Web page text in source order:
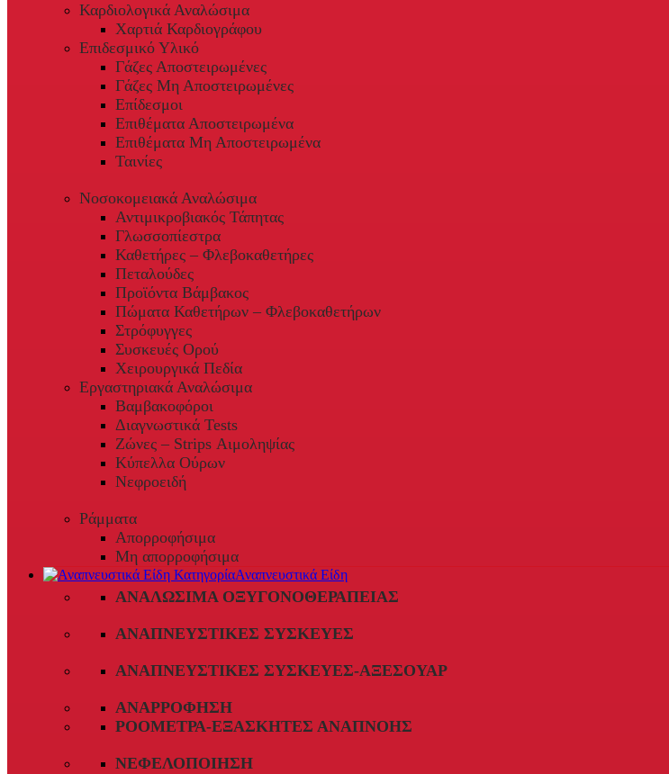
Καρδιολογικά Αναλώσιμα
Χαρτιά Καρδιογράφου
Επιδεσμικό Υλικό
Γάζες Αποστειρωμένες
Γάζες Μη Αποστειρωμένες
Επίδεσμοι
Επιθέματα Αποστειρωμένα
Επιθέματα Μη Αποστειρωμένα
Ταινίες
Νοσοκομειακά Αναλώσιμα
Αντιμικροβιακός Τάπητας
Γλωσσοπίεστρα
Καθετήρες – Φλεβοκαθετήρες
Πεταλούδες
Προϊόντα Βάμβακος
Πώματα Καθετήρων – Φλεβοκαθετήρων
Στρόφυγγες
Συσκευές Ορού
Χειρουργικά Πεδία
Εργαστηριακά Αναλώσιμα
Βαμβακοφόροι
Διαγνωστικά Tests
Ζώνες – Strips Αιμοληψίας
Κύπελλα Ούρων
Νεφροειδή
Ράμματα
Απορροφήσιμα
Μη απορροφήσιμα
Αναπνευστικά Είδη
ΑΝΑΛΏΣΙΜΑ ΟΞΥΓΟΝΟΘΕΡΑΠΕΊΑΣ
ΑΝΑΠΝΕΥΣΤΙΚΈΣ ΣΥΣΚΕΥΈΣ
ΑΝΑΠΝΕΥΣΤΙΚΈΣ ΣΥΣΚΕΥΈΣ-ΑΞΕΣΟΥΆΡ
ΑΝΑΡΡΌΦΗΣΗ
ΡΟΌΜΕΤΡΑ-ΕΞΑΣΚΗΤΈΣ ΑΝΑΠΝΟΉΣ
ΝΕΦΕΛΟΠΟΊΗΣΗ